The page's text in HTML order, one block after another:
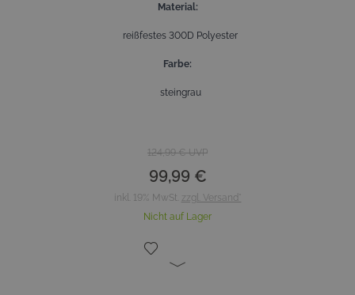
Material
reißfestes 300D Polyester
Farbe
steingrau
124,99 €UVP
99,99 €
inkl. 19% MwSt. zzgl. Versand*
Nicht auf Lager